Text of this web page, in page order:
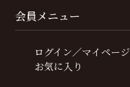
会員メニュー
ログイン／マイページ
お気に入り